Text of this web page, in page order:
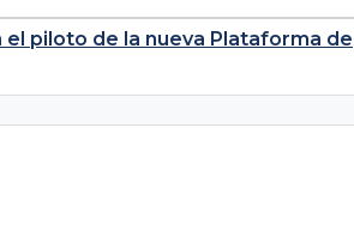
piloto de la nueva Plataforma de